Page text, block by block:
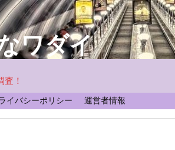
ワダイ
！
イバシーポリシー 運営者情報